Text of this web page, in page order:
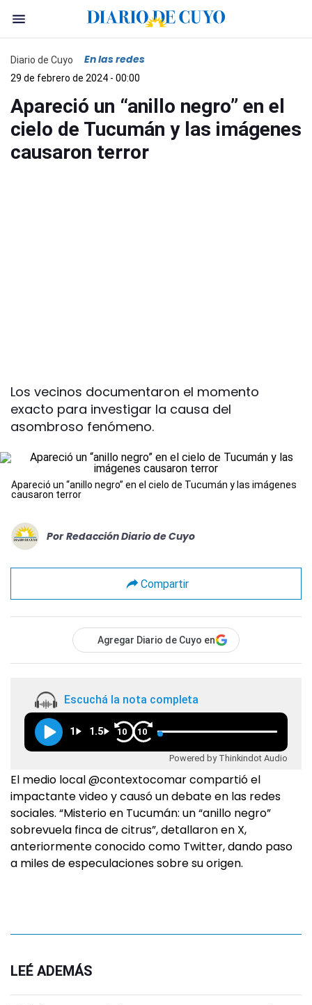
Diario de Cuyo En las redes
29 de febrero de 2024 - 00:00
Apareció un “anillo negro” en el
cielo de Tucumán y las imágenes
causaron terror
Los vecinos documentaron el momento
exacto para investigar la causa del
asombroso fenómeno.
Apareció un “anillo negro” en el cielo de Tucumán y las imágenes
causaron terror
Por Redacción Diario de Cuyo
Compartir
Agregar Diario de Cuyo en
Escuchá la nota completa
1 1.5 10 10
Powered by Thinkindot Audio
El medio local @contextocomar compartió el
impactante video y causó un debate en las redes
sociales. “Misterio en Tucumán: un “anillo negro”
sobrevuela finca de citrus”, detallaron en X,
anteriormente conocido como Twitter, dando paso
a miles de especulaciones sobre su origen.
LEÉ ADEMÁS